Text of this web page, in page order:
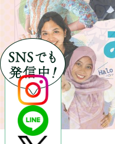
ラ
イ
ド